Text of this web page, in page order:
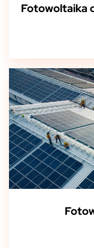
Fotowoltaika